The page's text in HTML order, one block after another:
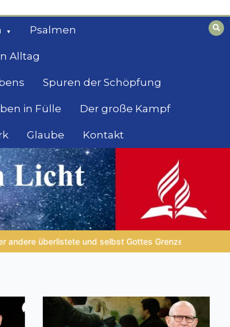
Psalmen
Alltag
Spuren der Schöpfung
in Fülle Der große Kampf
Glaube Kontakt
LEBENDIGES GLAUBENSLEBEN | Lektion